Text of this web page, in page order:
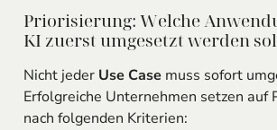
Priorisierung: Welche
KI zuerst umgesetzt werden
Nicht jeder Use Casemuss sofort
Erfolgreiche Unternehmen setzen auf
nach folgenden Kriterien: